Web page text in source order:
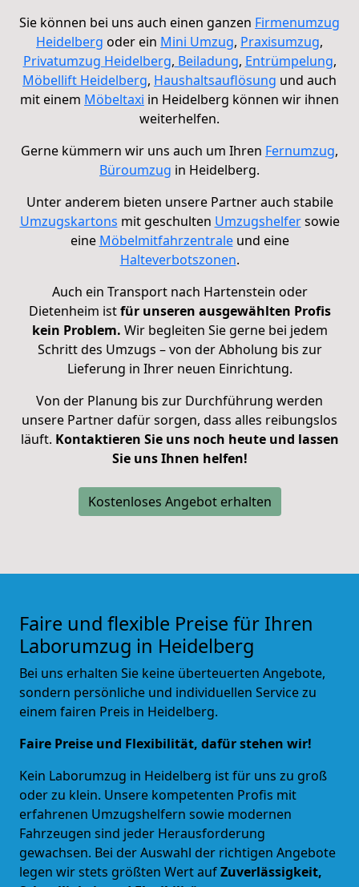
Sie können bei uns auch einen ganzen Firmenumzug
Heidelberg oder ein Mini Umzug, Praxisumzug,
Privatumzug Heidelberg, Beiladung, Entrümpelung,
Möbellift Heidelberg, Haushaltsauflösung und auch
mit einem Möbeltaxi in Heidelberg können wir ihnen
weiterhelfen.
Gerne kümmern wir uns auch um Ihren Fernumzug,
Büroumzug in Heidelberg.
Unter anderem bieten unsere Partner auch stabile
Umzugskartons mit geschulten Umzugshelfersowie
eine Möbelmitfahrzentraleund eine
Halteverbotszonen.
Auch ein Transport nach Hartenstein oder
Dietenheim istfür unseren ausgewählten Profis
kein Problem. Wir begleiten Sie gerne bei jedem
Schritt des Umzugs – von der Abholung bis zur
Lieferung in Ihrer neuen Einrichtung.
Von der Planung bis zur Durchführung werden
unsere Partner dafür sorgen, dass alles reibungslos
läuft. Kontaktieren Sie uns noch heute und lassen
Sie uns Ihnen helfen!
Kostenloses Angebot erhalten
Faire und flexible Preise für Ihren
Laborumzug in Heidelberg
Bei uns erhalten Sie keine überteuerten Angebote,
sondern persönliche und individuellen Service zu
einem fairen Preis in Heidelberg.
Faire Preise und Flexibilität, dafür stehen wir!
Kein Laborumzug in Heidelberg ist für uns zu groß
oder zu klein. Unsere kompetenten Profis mit
erfahrenen Umzugshelfern sowie modernen
Fahrzeugen sind jeder Herausforderung
gewachsen. Bei der Auswahl der richtigen Angebote
legen wir stets größten Wert aufZuverlässigkeit,